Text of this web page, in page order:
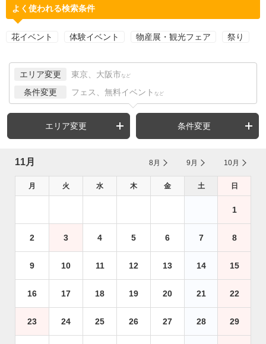
よく使われる検索条件
花イベント 体験イベント 物産展・観光フェア 祭り
エリア変更 東京、大阪市 など
条件変更 フェス、無料イベント など
エリア変更 条件変更
11月 8月 9月 10月
月 火 水 木 金 土 日
1
2 3 4 5 6 7 8
9 10 11 12 13 14 15
16 17 18 19 20 21 22
23 24 25 26 27 28 29